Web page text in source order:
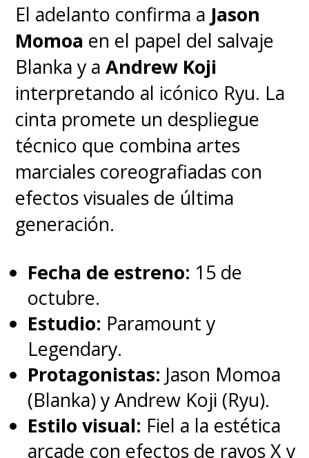
El adelanto confirma a Jason
Momoa en el papel del salvaje
Blanka y aAndrew Koji
interpretando al icónico Ryu. La
cinta promete un despliegue
técnico que combina artes
marciales coreografiadas con
efectos visuales de última
generación.
Fecha de estreno: 15 de
octubre.
Estudio: Paramount y
Legendary.
Protagonistas: Jason Momoa
(Blanka) y Andrew Koji (Ryu).
Estilo visual: Fiel a la estética
arcade con efectos de rayos X y